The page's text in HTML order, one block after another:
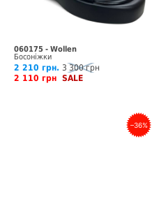
060175 - Wollen
Босоніжки
2 210 грн. 3 300 грн
2 110 грн SALE
–36%